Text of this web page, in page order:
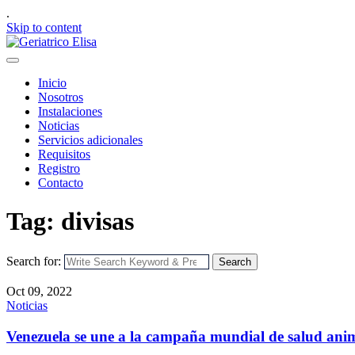
.
Skip to content
Inicio
Nosotros
Instalaciones
Noticias
Servicios adicionales
Requisitos
Registro
Contacto
Tag: divisas
Search for: Search
Oct 09, 2022
Noticias
Venezuela se une a la campaña mundial de salud